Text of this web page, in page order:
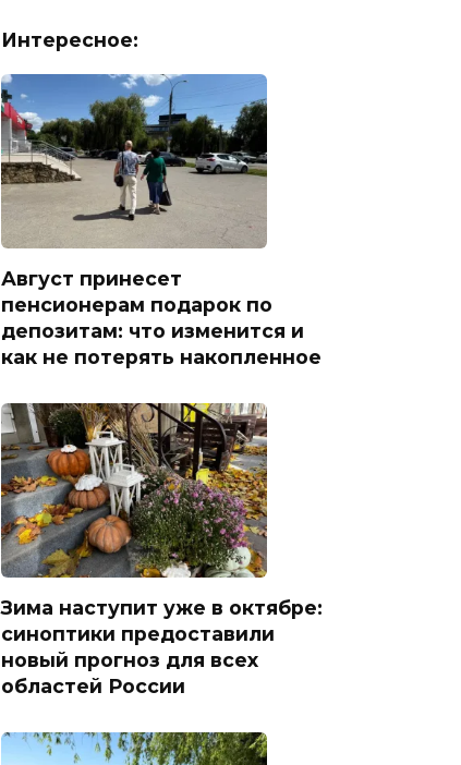
Интересное:
Август принесет
пенсионерам подарок по
депозитам: что изменится и
как не потерять накопленное
Зима наступит уже в октябре:
синоптики предоставили
новый прогноз для всех
областей России